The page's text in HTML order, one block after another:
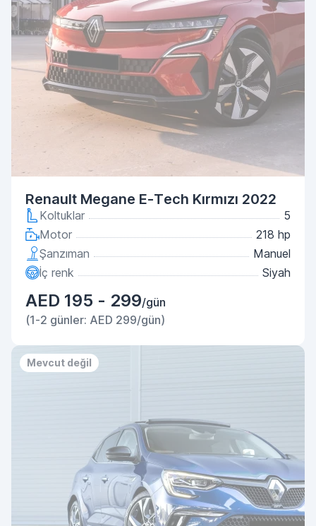
Renault Megane E-Tech Kırmızı 2022
Koltuklar
5
Motor
218 hp
Şanzıman
Manuel
İç renk
Siyah
AED 195 - 299/gün
(1-2 günler: AED 299/gün)
Mevcut değil